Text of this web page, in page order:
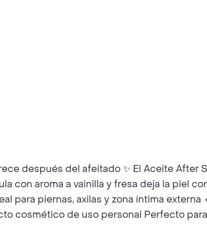
después del afeitado ✨ El Aceite After
con aroma a vainilla y fresa deja la piel
para piernas, axilas y zona íntima
cosmético de uso personal Perfecto